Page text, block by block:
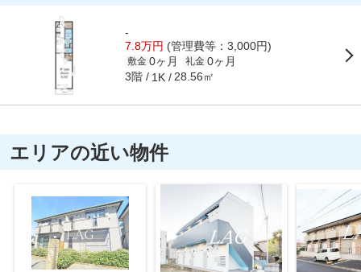
-
7.8万円 (管理費等：3,000円)
敷金 0ヶ月 礼金 0ヶ月
3階 1K 28.56㎡
エリアの近い物件